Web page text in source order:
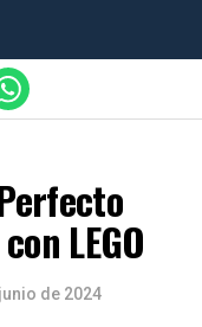
LEGO
de 2024